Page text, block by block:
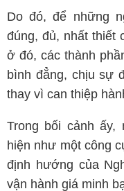
Do đó, để những
đúng, đủ, nhất thiết
ở đó, các thành
bình đẳng, chịu sự
thay vì can thiệp
Trong bối cảnh
hiện như một công
định hướng của
vận hành giá minh